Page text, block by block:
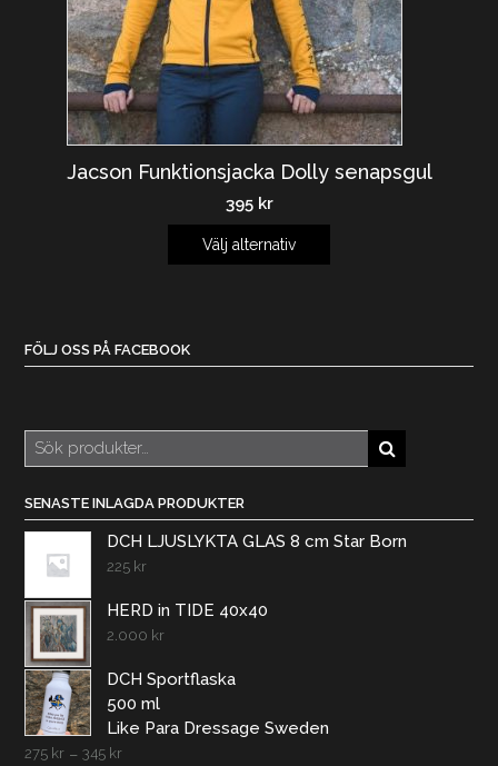
Jacson Funktionsjacka Dolly senapsgul
395 kr
Välj alternativ
FÖLJ OSS PÅ FACEBOOK
Sök
efter:
SENASTE INLAGDA PRODUKTER
DCH LJUSLYKTA GLAS 8 cm Star Born
225 kr
HERD in TIDE 40x40
2.000 kr
DCH Sportflaska
500 ml
Like Para Dressage Sweden
275 kr – 345 kr